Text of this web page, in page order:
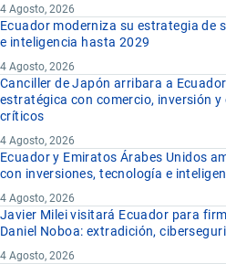
4 Agosto, 2026
Ecuador moderniza su estrategia de
e inteligencia hasta 2029
4 Agosto, 2026
Canciller de Japón arribara a
estratégica con comercio, inversión
críticos
4 Agosto, 2026
Ecuador y Emiratos Árabes Unidos
con inversiones, tecnología e
4 Agosto, 2026
Javier Milei visitará Ecuador para
Daniel Noboa: extradición,
4 Agosto, 2026